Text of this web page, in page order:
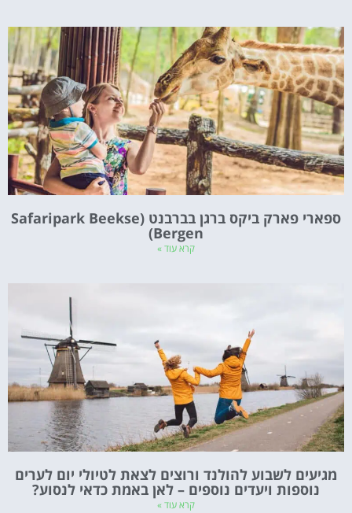
ספארי פארק ביקס ברגן בברבנט (Safaripark Beekse
Bergen)
קרא עוד »
מגיעים לשבוע להולנד ורוצים לצאת לטיולי יום לערים
נוספות ויעדים נוספים – לאן באמת כדאי לנסוע?
קרא עוד »